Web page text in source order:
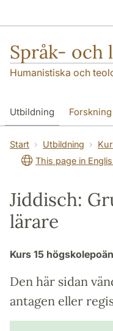
Språk-
Humanistiska och
Utbildning Forskning
SOL-husen Kontakt
översättning till
Start Utbildning
This page in
Jiddisch:
lärare
Kurs 15
Den här sidan
antagen eller